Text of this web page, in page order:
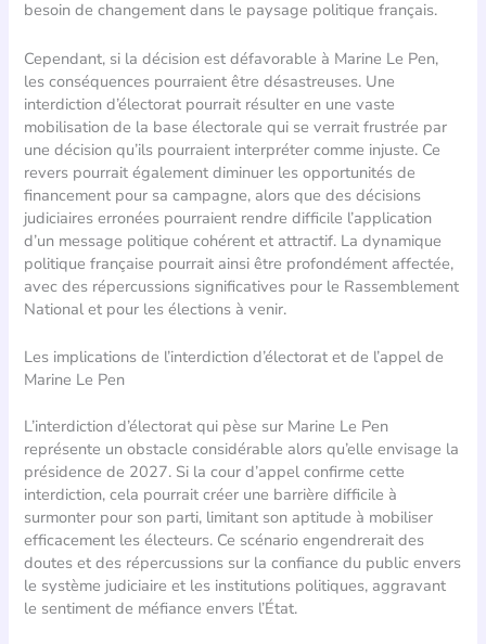
besoin de changement dans le paysage politique français.
Cependant, si la décision est défavorable à Marine Le Pen,
les conséquences pourraient être désastreuses. Une
interdiction d’électorat pourrait résulter en une vaste
mobilisation de la base électorale qui se verrait frustrée par
une décision qu’ils pourraient interpréter comme injuste. Ce
revers pourrait également diminuer les opportunités de
financement pour sa campagne, alors que des décisions
judiciaires erronées pourraient rendre difficile l’application
d’un message politique cohérent et attractif. La dynamique
politique française pourrait ainsi être profondément affectée,
avec des répercussions significatives pour le Rassemblement
National et pour les élections à venir.
Les implications de l’interdiction d’électorat et de l’appel de
Marine Le Pen
L’interdiction d’électorat qui pèse sur Marine Le Pen
représente un obstacle considérable alors qu’elle envisage la
présidence de 2027. Si la cour d’appel confirme cette
interdiction, cela pourrait créer une barrière difficile à
surmonter pour son parti, limitant son aptitude à mobiliser
efficacement les électeurs. Ce scénario engendrerait des
doutes et des répercussions sur la confiance du public envers
le système judiciaire et les institutions politiques, aggravant
le sentiment de méfiance envers l’État.